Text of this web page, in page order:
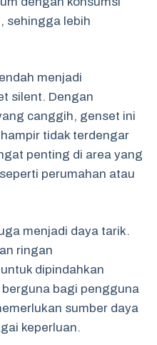
sehingga lebih
menjadi
silent. Dengan
canggih, genset ini
tidak terdengar
penting di area yang
perumahan atau
menjadi daya tarik.
ringan
dipindahkan
bagi pengguna
sumber daya
keperluan.